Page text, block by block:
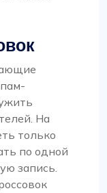
На
только
по одной
запись.